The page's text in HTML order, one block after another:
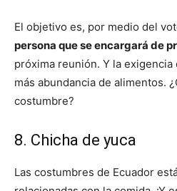
El objetivo es, por medio del
persona que se encargará de
próxima reunión. Y la exigencia
más abundancia de alimentos.
costumbre?
8. Chicha de yuca
Las costumbres de Ecuador